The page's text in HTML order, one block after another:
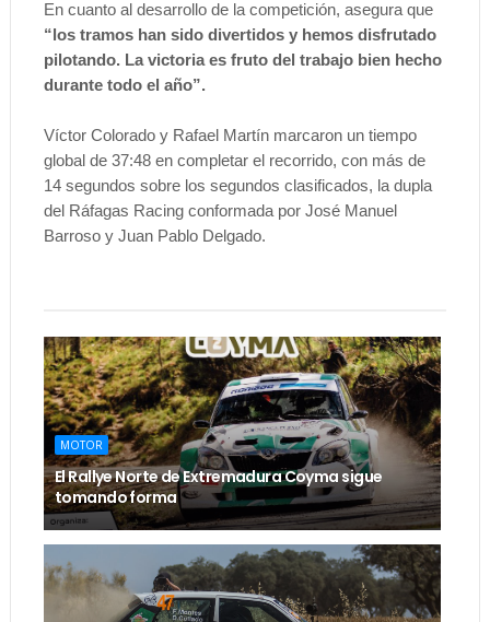
En cuanto al desarrollo de la competición, asegura que
“los tramos han sido divertidos y hemos disfrutado
pilotando. La victoria es fruto del trabajo bien hecho
durante todo el año”.
Víctor Colorado y Rafael Martín marcaron un tiempo
global de 37:48 en completar el recorrido, con más de
14 segundos sobre los segundos clasificados, la dupla
del Ráfagas Racing conformada por José Manuel
Barroso y Juan Pablo Delgado.
MOTOR
El Rallye Norte de Extremadura Coyma sigue
tomando forma